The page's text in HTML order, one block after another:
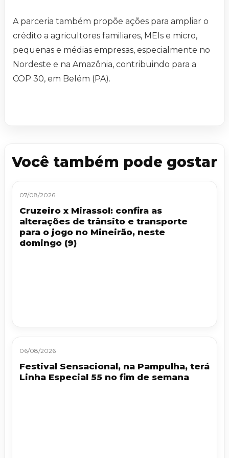
A parceria também propõe ações para ampliar o
crédito a agricultores familiares, MEIs e micro,
pequenas e médias empresas, especialmente no
Nordeste e na Amazônia, contribuindo para a
COP 30, em Belém (PA).
Você também pode gostar
07/08/2026
Cruzeiro x Mirassol: confira as
alterações de trânsito e transporte
para o jogo no Mineirão, neste
domingo (9)
06/08/2026
Festival Sensacional, na Pampulha, terá
Linha Especial 55 no fim de semana